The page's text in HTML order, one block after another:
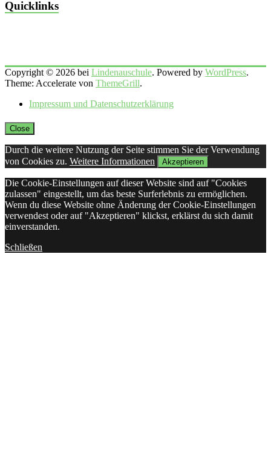
Quicklinks
Copyright © 2026 bei Lindenauschule. Powered by WordPress.
Theme: Accelerate von ThemeGrill.
Impressum und Datenschutzerklärung
Close
Durch die weitere Nutzung der Seite stimmen Sie der Verwendung
von Cookies zu. Weitere Informationen Akzeptieren
Die Cookie-Einstellungen auf dieser Website sind auf "Cookies
zulassen" eingestellt, um das beste Surferlebnis zu ermöglichen.
Wenn du diese Website ohne Änderung der Cookie-Einstellungen
verwendest oder auf "Akzeptieren" klickst, erklärst du sich damit
einverstanden.
Schließen